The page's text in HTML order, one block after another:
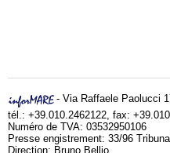
- Via Raffaele Paolucci
tél.: +39.010.2462122, fax:
Numéro de TVA: 03532950106
Presse engistrement: 33/96
Direction: Bruno Bellio